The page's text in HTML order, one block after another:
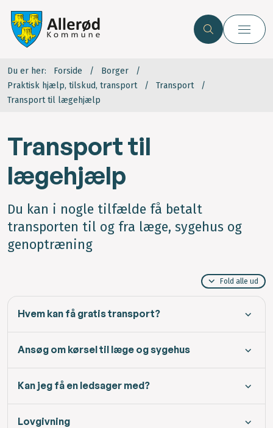
Du er her: Forside
Borger
Praktisk hjælp, tilskud, transport
Transport
Transport til lægehjælp
Transport til
lægehjælp
Du kan i nogle tilfælde få betalt
transporten til og fra læge, sygehus og
genoptræning
Fold alle ud
Hvem kan få gratis transport?
Ansøg om kørsel til læge og sygehus
Kan jeg få en ledsager med?
Lovgivning